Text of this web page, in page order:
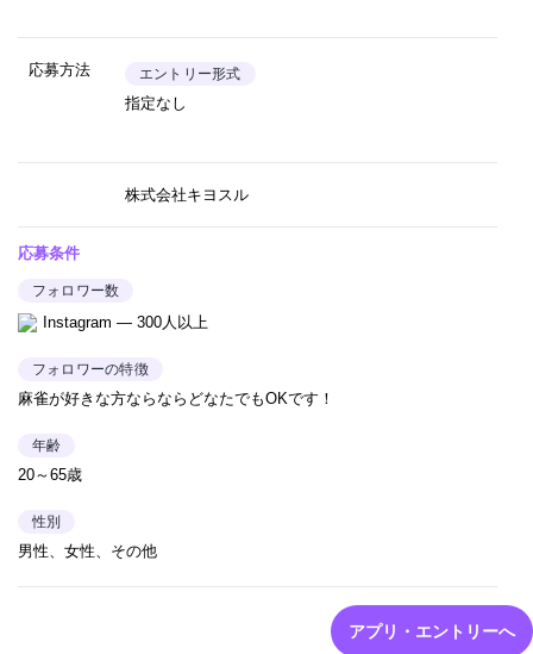
応募方法 エントリー形式
指定なし
株式会社キヨスル
応募条件
フォロワー数
Instagram — 300人以上
フォロワーの特徴
麻雀が好きな方ならならどなたでもOKです！
年齢
20～65歳
性別
男性、女性、その他
アプリ・エントリーへ